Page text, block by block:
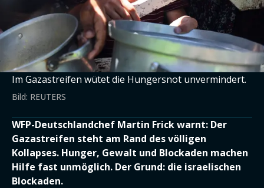
Im Gazastreifen wütet die Hungersnot unvermindert.
Bild: REUTERS
WFP-Deutschlandchef Martin Frick warnt: Der
Gazastreifen steht am Rand des völligen
Kollapses. Hunger, Gewalt und Blockaden machen
Hilfe fast unmöglich. Der Grund: die israelischen
Blockaden.